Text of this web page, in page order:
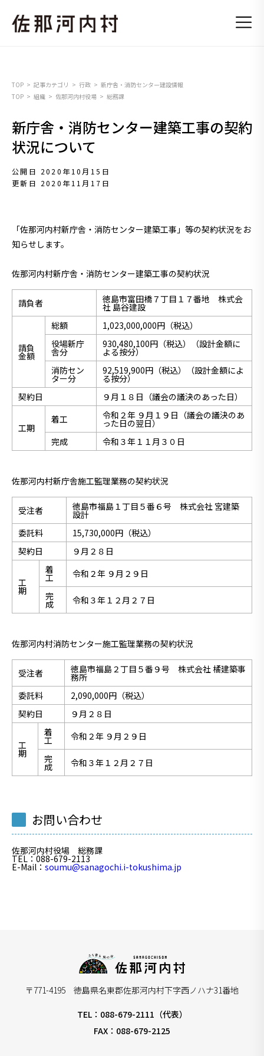
TOP 記事カテゴリ 行政
新庁舎・消防センター建設情報
TOP
組織 佐那河内村役場 総務課
新庁舎・消防センター建築工事の契約
状況について
公開日 2020年10月15日
更新日 2020年11月17日
「佐那河内村新庁舎・消防センター建築工事」等の契約状況をお
知らせします。
佐那河内村新庁舎・消防センター建築工事の契約状況
請負者 徳島市富田橋７丁目１７番地 株式会
社 島谷建設
請負
金額
総額
1,023,000,000円（税込）
役場新庁
舎分
930,480,100円（税込）（設計金額に
よる按分）
消防セン
ター分
92,519,900円（税込）（設計金額によ
る按分）
契約日
９月１８日（議会の議決のあった日）
工期
着工 令和２年 ９月１９日（議会の議決のあ
った日の翌日）
完成
令和３年１１月３０日
佐那河内村新庁舎施工監理業務の契約状況
受注者 徳島市福島１丁目５番６号 株式会社 宮建築
設計
委託料
15,730,000円（税込）
契約日
９月２８日
工
期
着
工
令和２年 ９月２９日
完
成 令和３年１２月２７日
佐那河内村消防センター施工監理業務の契約状況
受注者 徳島市福島２丁目５番９号 株式会社 橘建築事
務所
委託料
2,090,000円（税込）
契約日
９月２８日
工
期
着
工
令和２年 ９月２９日
完
成 令和３年１２月２７日
お問い合わせ
佐那河内村役場 総務課
TEL：088-679-2113
E-Mail ： soumu@sanagochi.i-tokushima.jp
〒771-4195 徳島県名東郡佐那河内村下字西ノハナ31番地
TEL：088-679-2111（代表）
FAX：088-679-2125